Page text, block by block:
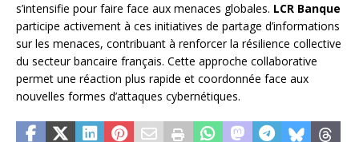
s’intensifie pour faire face aux menaces globales. LCR Banque
participe activement à ces initiatives de partage d’informations
sur les menaces, contribuant à renforcer la résilience collective
du secteur bancaire français. Cette approche collaborative
permet une réaction plus rapide et coordonnée face aux
nouvelles formes d’attaques cybernétiques.